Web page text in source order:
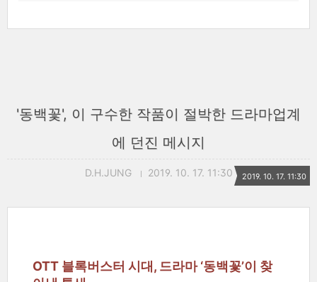
'동백꽃', 이 구수한 작품이 절박한 드라마업계
에 던진 메시지
D.H.JUNG 2019. 10. 17. 11:30 2019. 10. 17. 11:30
OTT 블록버스터 시대, 드라마 ‘동백꽃’이 찾